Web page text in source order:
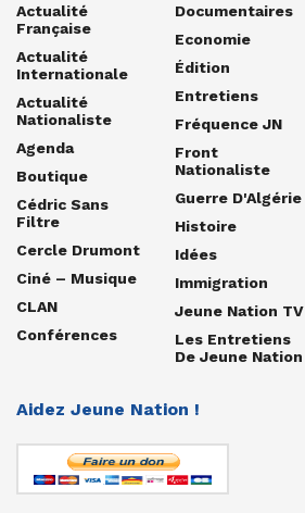
Actualité
Française
Actualité
Internationale
Actualité
Nationaliste
Agenda
Boutique
Cédric Sans
Filtre
Cercle Drumont
Ciné – Musique
CLAN
Conférences
Documentaires
Economie
Édition
Entretiens
Fréquence JN
Front
Nationaliste
Guerre D'Algérie
Histoire
Idées
Immigration
Jeune Nation TV
Les Entretiens
De Jeune Nation
Aidez Jeune Nation !